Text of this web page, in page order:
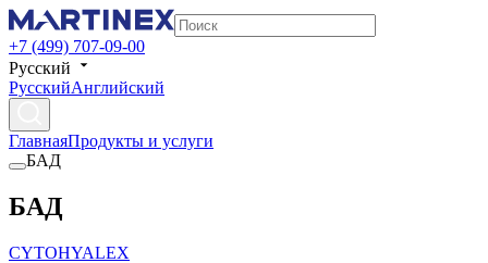
+7 (499) 707-09-00
Русский
РусскийАнглийский
ГлавнаяПродукты и услуги
БАД
БАД
CYTOHYALEX